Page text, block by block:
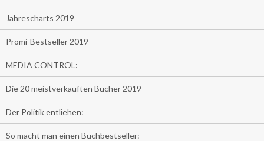
Jahrescharts 2019
Promi-Bestseller 2019
MEDIA CONTROL:
Die 20 meistverkauften Bücher 2019
Der Politik entliehen:
So macht man einen Buchbestseller: